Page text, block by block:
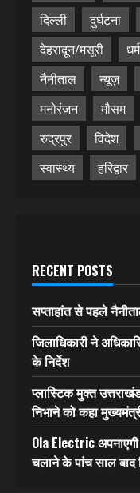
दिल्ली
दुर्घटना
देहरादून/मसूरी
नैनीताल
न्यूज़
मनोरंजन
मौसम
रुद्रपुर
विदेश
स्वास्थ्य
हरिद्वार
RECENT POSTS
सप्ताहांत से पहले
जिलाधिकारी ने
के निर्देश
प्लास्टिक मुक्त
निभाने को कहा
Ola Electric
चलाने के पांच साल